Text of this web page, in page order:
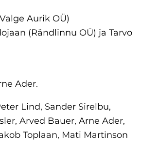
Aurik OÜ)
(Rändlinnu OÜ) ja Tarvo
Ader.
Lind, Sander Sirelbu,
Arved Bauer, Arne Ader,
Toplaan, Mati Martinson